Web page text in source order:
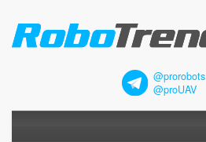
@prorobots
@proUAV